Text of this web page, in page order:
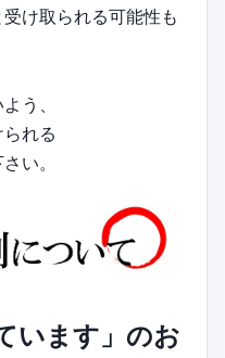
け取られる可能性も
う、
れる
い。
います」のお